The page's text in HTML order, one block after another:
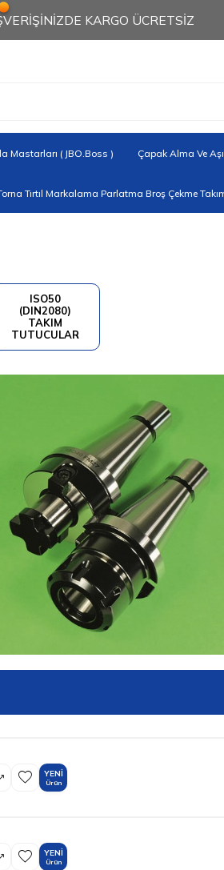
KARGO ÜCRETSİZ
Mastarları ( JBO.Boss ) Çapak Alma Ve
Tırtıl Markalama Parlatma Broş Çekme
ISO50
(DIN2080)
TAKIM
TUTUCULAR
YENI
Ürün
YENI
Ürün